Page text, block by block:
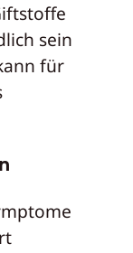
sein
für